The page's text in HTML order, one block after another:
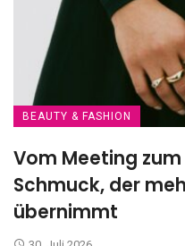
BEAUTY & FASHION
Vom Meeting
Schmuck, der
übernimmt